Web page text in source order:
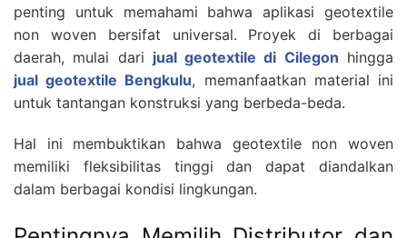
penting untuk memahami bahwa aplikasi geotextile
non woven bersifat universal. Proyek di berbagai
daerah, mulai dari jual geotextile di Cilegon hingga
jual geotextile Bengkulu, memanfaatkan material ini
untuk tantangan konstruksi yang berbeda-beda.
Hal ini membuktikan bahwa geotextile non woven
memiliki fleksibilitas tinggi dan dapat diandalkan
dalam berbagai kondisi lingkungan.